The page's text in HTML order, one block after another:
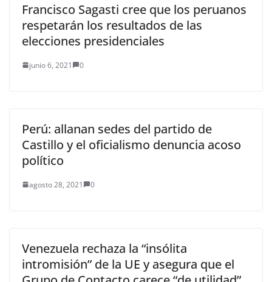
Francisco Sagasti cree que los peruanos
respetarán los resultados de las
elecciones presidenciales
junio 6, 2021 0
Perú: allanan sedes del partido de
Castillo y el oficialismo denuncia acoso
político
agosto 28, 2021 0
Venezuela rechaza la “insólita
intromisión” de la UE y asegura que el